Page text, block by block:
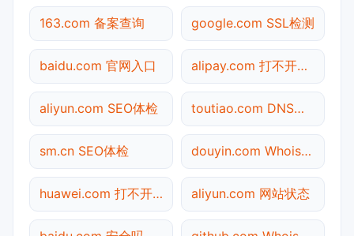
163.com 备案查询 google.com SSL检测
baidu.com 官网入口 alipay.com 打不开检测
aliyun.com SEO体检 toutiao.com DNS解析
sm.cn SEO体检 douyin.com Whois查询
huawei.com 打不开检测 aliyun.com 网站状态